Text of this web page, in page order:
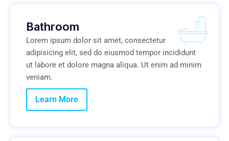
Bathroom
Lorem ipsum dolor sit amet, consectetur
adipisicing elit, sed do eiusmod tempor incididunt
ut labore et dolore magna aliqua. Ut enim ad minim
veniam.
Learn More